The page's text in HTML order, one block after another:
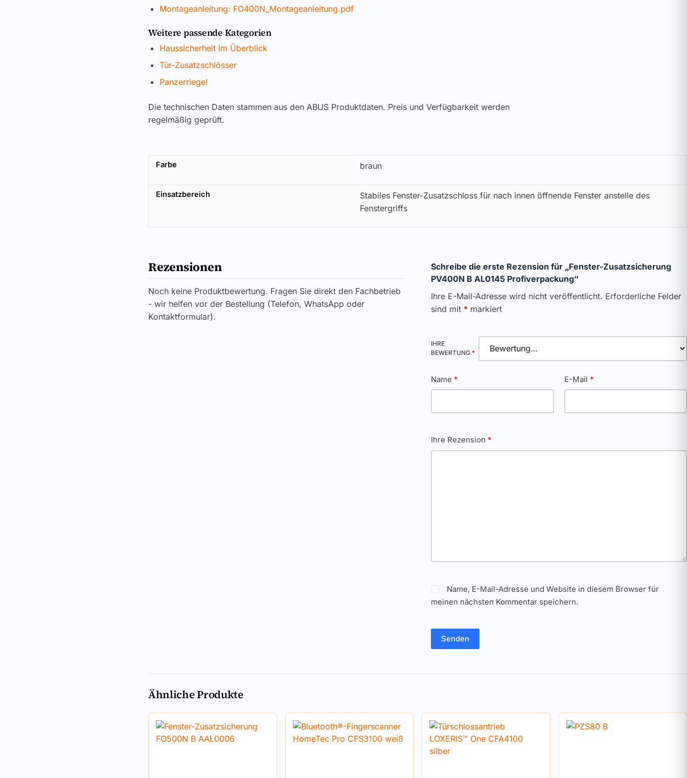
Montageanleitung: FO400N_Montageanleitung.pdf
Weitere passende Kategorien
Haussicherheit im Überblick
Tür-Zusatzschlösser
Panzerriegel
Die technischen Daten stammen aus den ABUS Produktdaten. Preis und Verfügbarkeit werden
regelmäßig geprüft.
Farbe braun
Einsatzbereich
Stabiles Fenster-Zusatzschloss für nach innen öffnende Fenster anstelle des
Fenstergriffs
Rezensionen
Noch keine Produktbewertung. Fragen Sie direkt den Fachbetrieb
- wir helfen vor der Bestellung (Telefon, WhatsApp oder
Kontaktformular).
Schreibe die erste Rezension für „Fenster-Zusatzsicherung
PV400N B AL0145 Profiverpackung“
Ihre E-Mail-Adresse wird nicht veröffentlicht. Erforderliche Felder
sind mit * markiert
IHRE
BEWERTUNG *
Name * E-Mail *
Ihre Rezension *
Name, E-Mail-Adresse und Website in diesem Browser für
meinen nächsten Kommentar speichern.
Senden
Ähnliche Produkte